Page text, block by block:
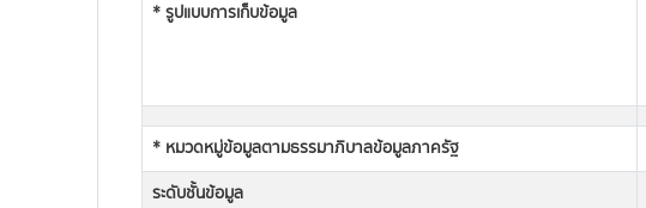
* รูปแบบการเก็บข้อมูล
* หมวดหมู่ข้อมูลตามธรรมาภิบาลข้อมูลภาครัฐ
ระดับชั้นข้อมูล